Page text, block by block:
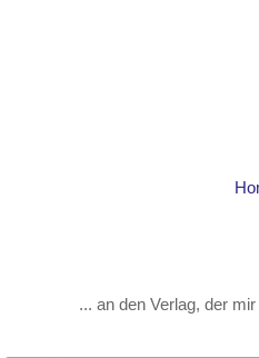
... an den Verlag, der